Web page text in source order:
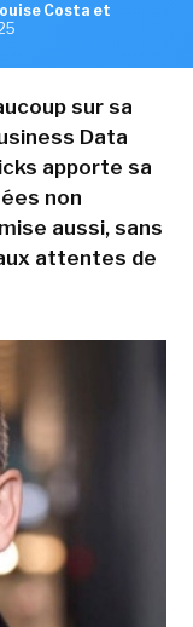
Costa et
sur sa
Data
apporte sa
non
aussi, sans
attentes de